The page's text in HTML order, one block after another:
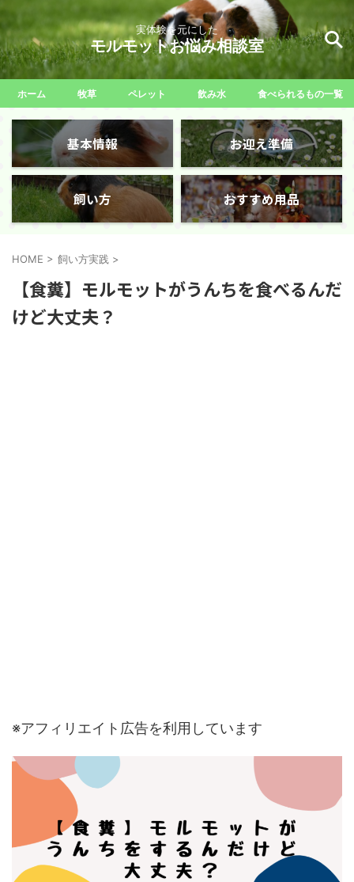
実体験を元にした
モルモットお悩み相談室
ホーム 牧草 ペレット 飲み水 食べられるもの一覧
基本情報 お迎え準備
飼い方 おすすめ用品
HOME > 飼い方実践 >
【食糞】モルモットがうんちを食べるんだ
けど大丈夫？
※アフィリエイト広告を利用しています